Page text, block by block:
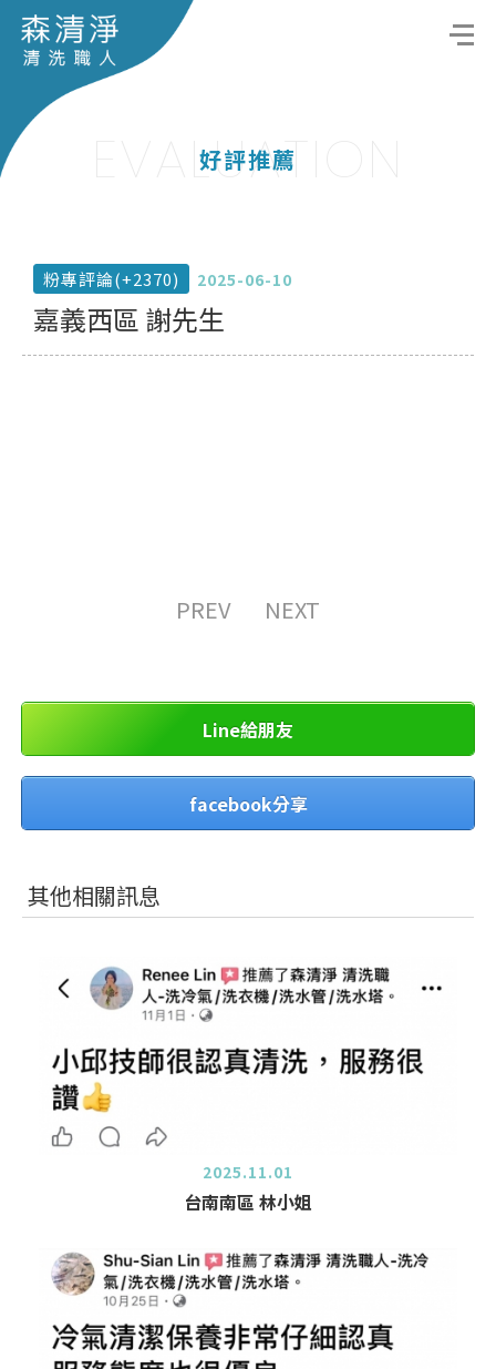
EVALUATION
好評推薦
粉專評論(+2370) 2025-06-10
嘉義西區 謝先生
PREV NEXT
Line給朋友
facebook分享
其他相關訊息
2025.11.01
台南南區 林小姐